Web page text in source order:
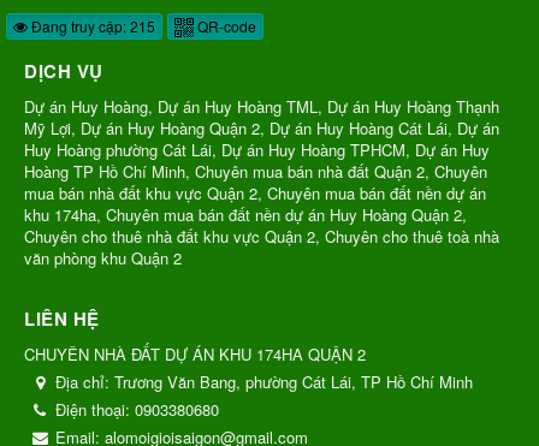
Đang truy cập: 215 QR-code
DỊCH VỤ
Dự án Huy Hoàng, Dự án Huy Hoàng TML, Dự án Huy Hoàng Thạnh
Mỹ Lợi, Dự án Huy Hoàng Quận 2, Dự án Huy Hoàng Cát Lái, Dự án
Huy Hoàng phường Cát Lái, Dự án Huy Hoàng TPHCM, Dự án Huy
Hoàng TP Hồ Chí Minh, Chuyên mua bán nhà đất Quận 2, Chuyên
mua bán nhà đất khu vực Quận 2, Chuyên mua bán đất nền dự án
khu 174ha, Chuyên mua bán đất nền dự án Huy Hoàng Quận 2,
Chuyên cho thuê nhà đất khu vực Quận 2, Chuyên cho thuê toà nhà
văn phòng khu Quận 2
LIÊN HỆ
CHUYÊN NHÀ ĐẤT DỰ ÁN KHU 174HA QUẬN 2
Địa chỉ: Trương Văn Bang, phường Cát Lái, TP Hồ Chí Minh
Điện thoại: 0903380680
Email: alomoigioisaigon@gmail.com